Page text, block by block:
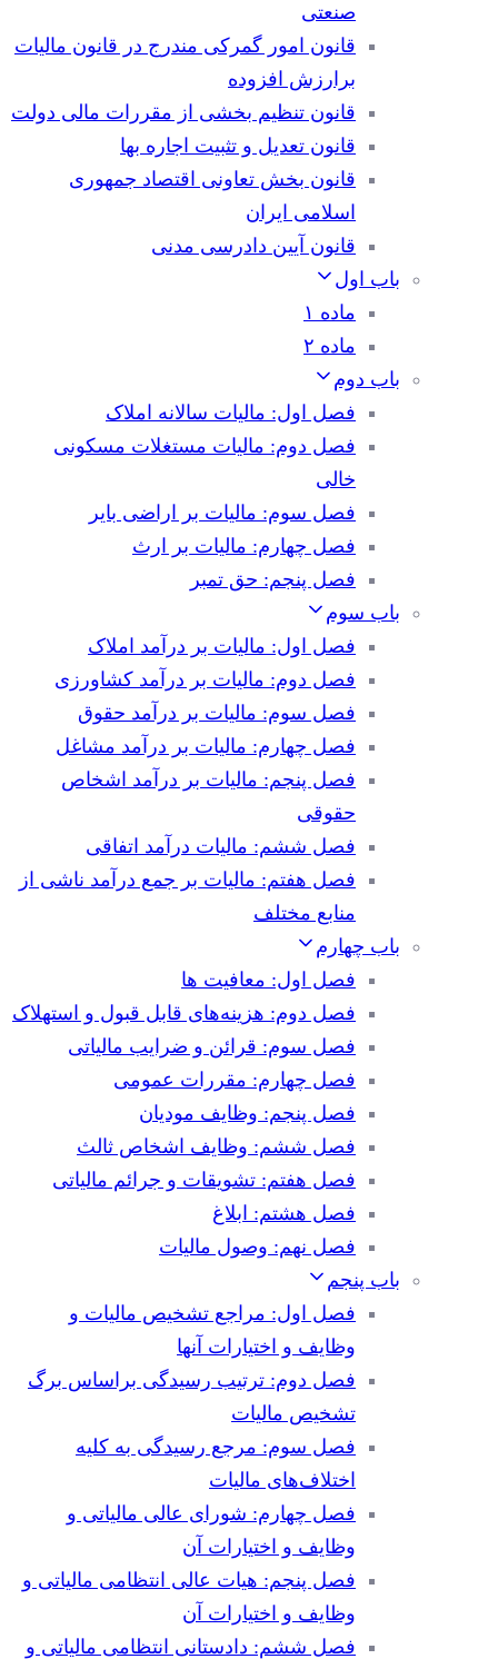
صنعتی
قانون امور گمرکی مندرج در قانون مالیات
برارزش افزوده
قانون تنظیم بخشی از مقررات مالی دولت
قانون تعدیل و تثبیت اجاره بها
قانون بخش تعاونی اقتصاد جمهوری
اسلامی ایران
قانون آیین دادرسی مدنی
باب اول
ماده ۱
ماده ۲
باب دوم
فصل اول: مالیات سالانه املاک
فصل دوم: مالیات مستغلات مسکونی
خالی
فصل سوم: مالیات بر اراضی بایر
فصل چهارم: مالیات بر ارث
فصل پنجم: حق تمبر
باب سوم
فصل اول: مالیات بر درآمد املاک
فصل دوم: مالیات بر درآمد کشاورزی
فصل سوم: مالیات بر درآمد حقوق
فصل چهارم: مالیات بر درآمد مشاغل
فصل پنجم: مالیات بر درآمد اشخاص
حقوقی
فصل ششم: مالیات درآمد اتفاقی
فصل هفتم: مالیات بر جمع درآمد ناشی از
منابع مختلف
باب چهارم
فصل اول: معافیت ها
فصل دوم: هزینه‌های قابل قبول و استهلاک
فصل سوم: قرائن و ضرایب مالیاتی
فصل چهارم: مقررات عمومی
فصل پنجم: وظایف مودیان
فصل ششم: وظایف اشخاص ثالث
فصل هفتم: تشویقات و جرائم مالیاتی
فصل هشتم: ابلاغ
فصل نهم: وصول مالیات
باب پنجم
فصل اول: مراجع تشخیص مالیات و
وظایف و اختیارات آنها
فصل دوم: ترتیب رسیدگی براساس برگ
تشخیص مالیات
فصل سوم: مرجع رسیدگی به کلیه
اختلاف‌های مالیات
فصل چهارم: شورای عالی مالیاتی و
وظایف و اختیارات آن
فصل پنجم: هیات عالی انتظامی مالیاتی و
وظایف و اختیارات آن
فصل ششم: دادستانی انتظامی مالیاتی و